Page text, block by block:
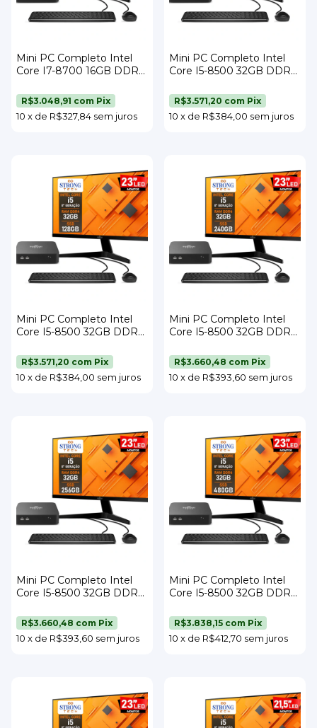
Mini PC Completo Intel
Core I7-8700 16GB DDR4
21,5" Teclado e Mouse
Strong Tech
10 x de R$327,84 sem juros
R$3.048,91 com Pix
Mini PC Completo Intel
Core I5-8500 32GB DDR4
23" Teclado e Mouse
Strong Tech
10 x de R$384,00 sem juros
R$3.571,20 com Pix
Mini PC Completo Intel
Core I5-8500 32GB DDR4
23" Teclado e Mouse
Strong Tech
10 x de R$384,00 sem juros
R$3.571,20 com Pix
Mini PC Completo Intel
Core I5-8500 32GB DDR4
23" Teclado e Mouse
Strong Tech
10 x de R$393,60 sem juros
R$3.660,48 com Pix
Mini PC Completo Intel
Core I5-8500 32GB DDR4
23" Teclado e Mouse
Strong Tech
10 x de R$393,60 sem juros
R$3.660,48 com Pix
Mini PC Completo Intel
Core I5-8500 32GB DDR4
23" Teclado e Mouse
Strong Tech
10 x de R$412,70 sem juros
R$3.838,15 com Pix